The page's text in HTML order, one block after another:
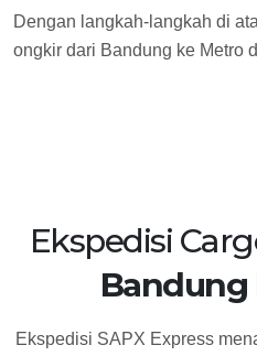
Dengan langkah-langkah di
ongkir dari Bandung ke Metro
Ekspedisi
Bandung
Ekspedisi SAPX Express